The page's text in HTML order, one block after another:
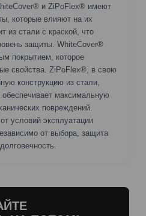
и ZiPoFlex® имеют
которые влияют на их
из стали с краской, что
защиты. WhiteCover®
покрытием, которое
свойства. ZiPoFlex®, в свою
конструкцию из стали,
обеспечивает максимальную
повреждений.
условий эксплуатации
от выбора, защита